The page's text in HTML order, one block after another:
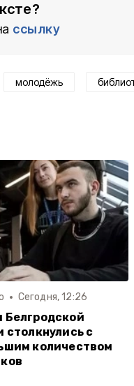
ссылку
молодёжь
Сегодня, 12:26
столкнулись с
количеством